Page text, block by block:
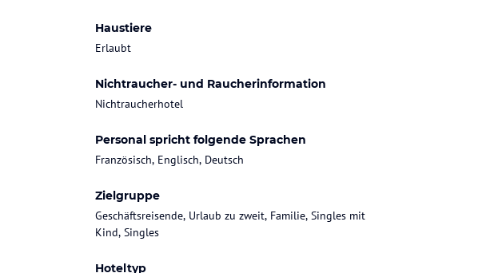
Haustiere
Erlaubt
Nichtraucher- und Raucherinformation
Nichtraucherhotel
Personal spricht folgende Sprachen
Französisch, Englisch, Deutsch
Zielgruppe
Geschäftsreisende, Urlaub zu zweit, Familie, Singles mit
Kind, Singles
Hoteltyp